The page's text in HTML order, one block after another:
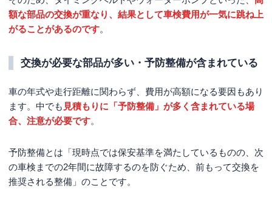
額な部品の交換が重なり、結果として車検費用が一気に跳ね上
がることがあるのです。
交換が必要な部品が多い・予防整備が含まれている
車の年式や走行距離に関わらず、費用が高額になる要因もあり
ます。中でも 見積もりに「予防整備」が多く含まれている場
合、注意が必要です。
予防整備とは「現時点では保安基準を満たしているものの、次
の車検までの2年間に故障するのを防ぐため、前もって交換を
推奨される整備」のことです。